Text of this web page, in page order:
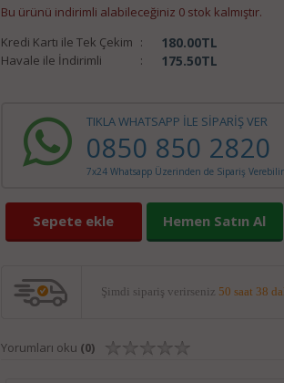
Bu ürünü indirimli alabileceğiniz 0 stok kalmıştır.
Kredi Kartı ile Tek Çekim : 180.00TL
Havale ile İndirimli : 175.50TL
TIKLA WHATSAPP İLE SİPARİŞ VER
0850 850 2820
7x24 Whatsapp Üzerinden de Sipariş
Sepete ekle Hemen Satın Al
Şimdi sipariş verirseniz 50 saat 38
Yorumları oku (0)